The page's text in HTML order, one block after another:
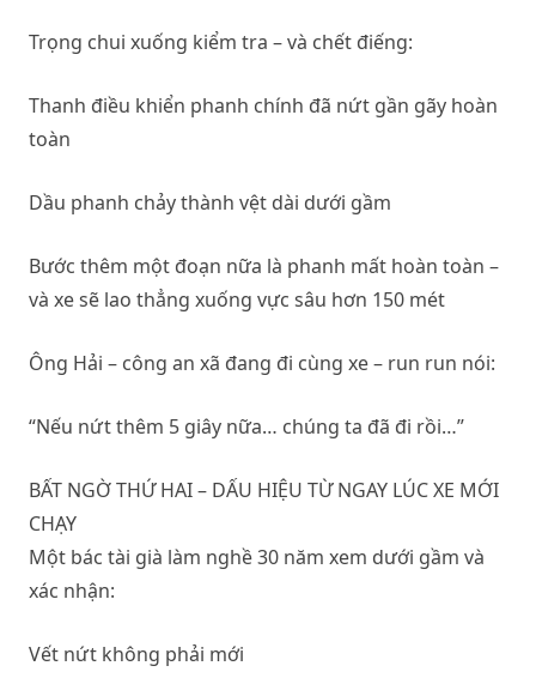
Trọng chui xuống kiểm tra – và chết điếng:
Thanh điều khiển phanh chính đã nứt gần gãy hoàn
toàn
Dầu phanh chảy thành vệt dài dưới gầm
Bước thêm một đoạn nữa là phanh mất hoàn toàn –
và xe sẽ lao thẳng xuống vực sâu hơn 150 mét
Ông Hải – công an xã đang đi cùng xe – run run nói:
“Nếu nứt thêm 5 giây nữa… chúng ta đã đi rồi…”
BẤT NGỜ THỨ HAI – DẤU HIỆU TỪ NGAY LÚC XE MỚI
CHẠY
Một bác tài già làm nghề 30 năm xem dưới gầm và
xác nhận:
Vết nứt không phải mới